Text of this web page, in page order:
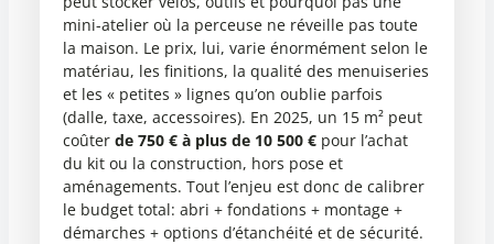
mini-atelier où la perceuse ne réveille pas toute
la maison. Le prix, lui, varie énormément selon le
matériau, les finitions, la qualité des menuiseries
et les « petites » lignes qu’on oublie parfois
(dalle, taxe, accessoires). En 2025, un 15 m² peut
coûter de 750 € à plus de 10 500 €pour l’achat
du kit ou la construction, hors pose et
aménagements. Tout l’enjeu est donc de calibrer
le budget total: abri + fondations + montage +
démarches + options d’étanchéité et de sécurité.